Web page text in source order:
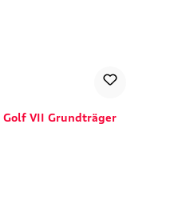
Golf VII Grundträger